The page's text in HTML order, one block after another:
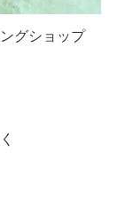
グショップ